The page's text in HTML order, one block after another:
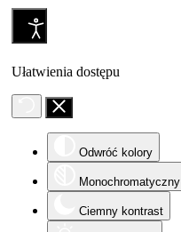
Ułatwienia dostępu
Odwróć kolory
Monochromatyczny
Ciemny kontrast